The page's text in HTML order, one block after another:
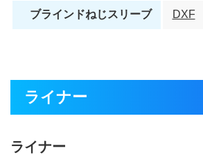
ブラインドねじスリーブ DXF
ライナー
ライナー